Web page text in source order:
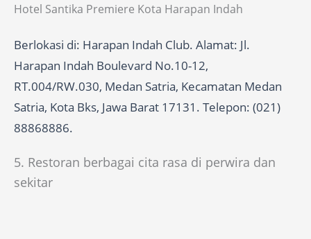
Hotel Santika Premiere Kota Harapan Indah
Berlokasi di: Harapan Indah Club. Alamat: Jl.
Harapan Indah Boulevard No.10-12,
RT.004/RW.030, Medan Satria, Kecamatan Medan
Satria, Kota Bks, Jawa Barat 17131. Telepon: (021)
88868886.
5. Restoran berbagai cita rasa di perwira dan
sekitar